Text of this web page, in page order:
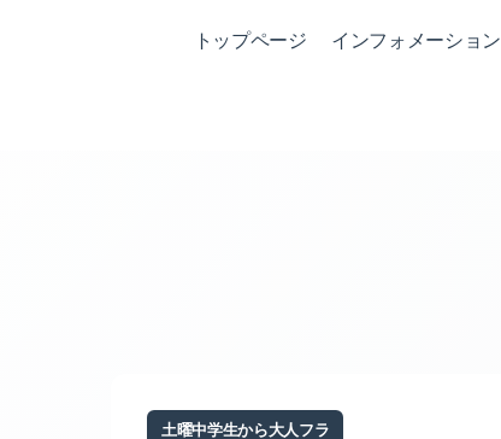
トップページ インフォメーション
土曜中学生から大人フラ